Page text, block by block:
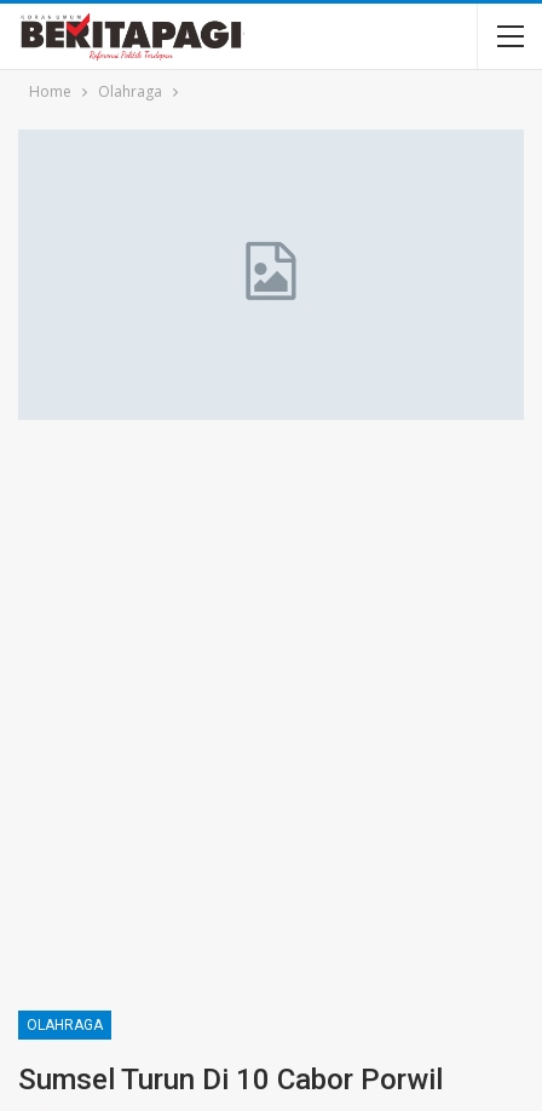
Home Olahraga
OLAHRAGA
Sumsel Turun Di 10 Cabor Porwil